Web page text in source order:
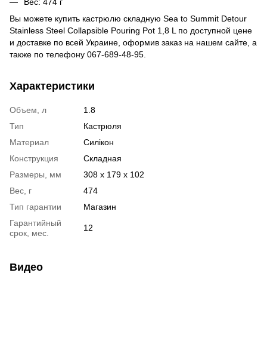
Вы можете купить кастрюлю складную Sea to Summit Detour
Stainless Steel Collapsible Pouring Pot 1,8 L по доступной цене
и доставке по всей Украине, оформив заказ на нашем сайте, а
также по телефону 067-689-48-95.
Характеристики
Объем, л
1.8
Тип
Кастрюля
Материал
Силікон
Конструкция
Складная
Размеры, мм
308 x 179 x 102
Вес, г
474
Тип гарантии
Магазин
Гарантийный
срок, мес.
12
Видео